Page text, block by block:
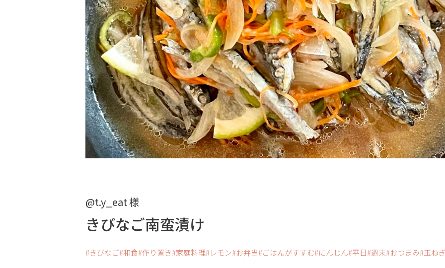
@t.y_eat 様
きびなご南蛮漬け
きびなご 和食 作り置き 家庭料理 レモン お弁当 ごはんがすすむ にんじん 平日 週末 おつまみ 玉ねぎ